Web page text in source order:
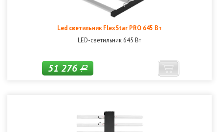
Led светильник FlexStar PRO 645 Вт
LED-светильник 645 Вт
51 276Р